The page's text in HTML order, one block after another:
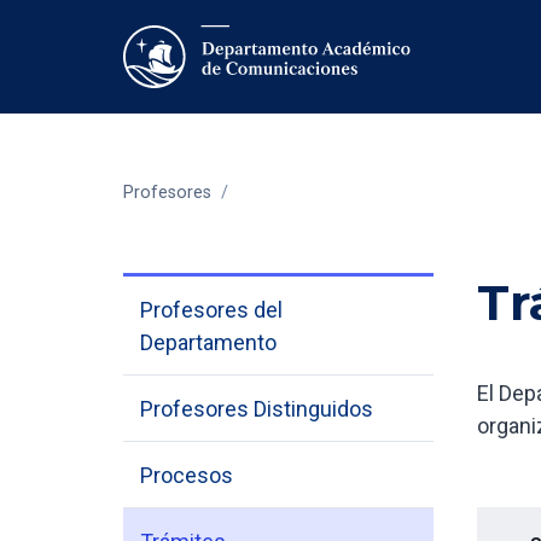
Profesores /
Profesores del
Departamento
Profesores Distinguidos
Procesos
El